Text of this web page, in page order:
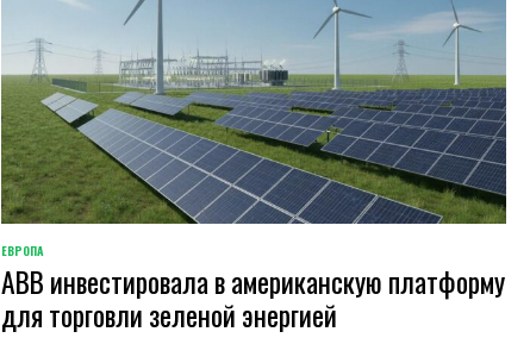
ОПУБЛИКОВАНО
В
ЕВРОПА
ABB инвестировала в американскую платформу
для торговли зеленой энергией